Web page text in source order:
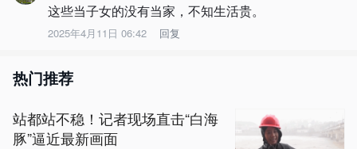
这些当子女的没有当家，不知生活贵。
2025年4月11日 06:42 回复
热门推荐
站都站不稳！记者现场直击“白海
豚”逼近最新画面